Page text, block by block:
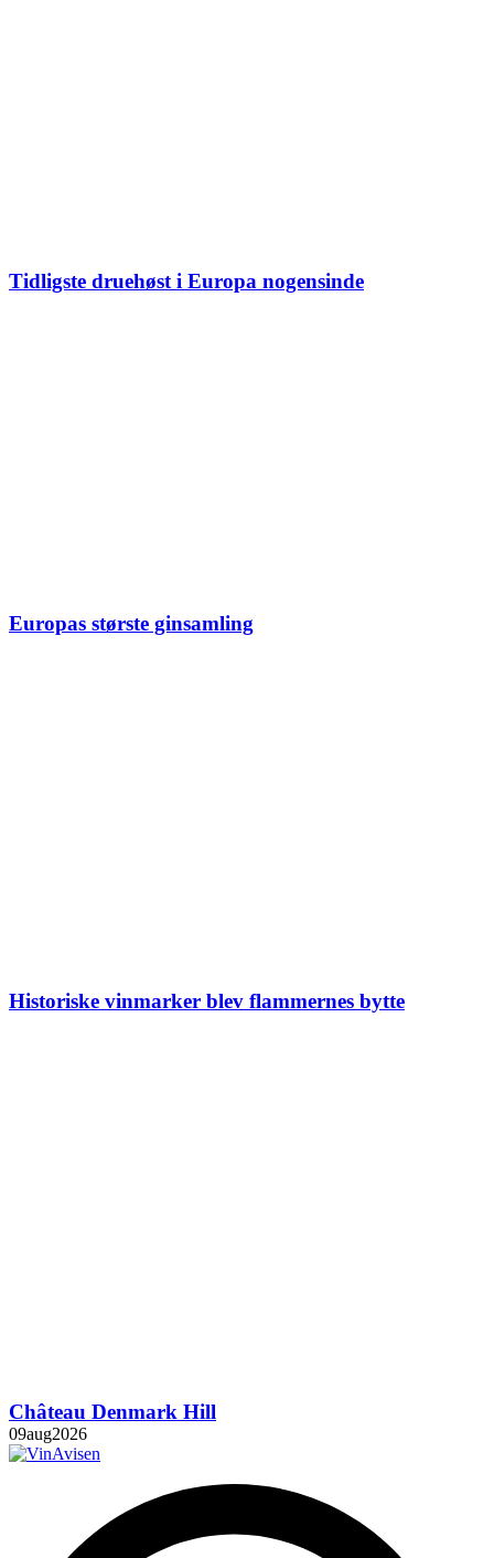
Tidligste druehøst i Europa nogensinde
Europas største ginsamling
Historiske vinmarker blev flammernes bytte
Château Denmark Hill
09aug2026